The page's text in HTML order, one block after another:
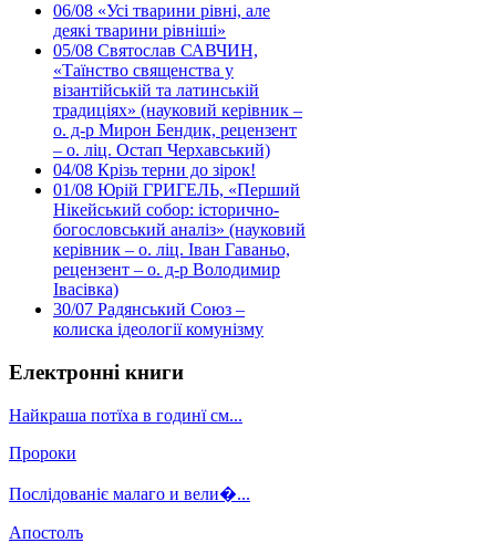
06/08 «Усі тварини рівні, але
деякі тварини рівніші»
05/08 Святослав САВЧИН,
«Таїнство священства у
візантійській та латинській
традиціях» (науковий керівник –
о. д-р Мирон Бендик, рецензент
– о. ліц. Остап Черхавський)
04/08 Крізь терни до зірок!
01/08 Юрій ГРИГЕЛЬ, «Перший
Нікейський собор: історично-
богословський аналіз» (науковий
керівник – о. ліц. Іван Гаваньо,
рецензент – о. д-р Володимир
Івасівка)
30/07 Радянський Союз –
колиска ідеології комунізму
Електронні книги
Найкраша потїха в годинї см...
Пророки
Послідованіє малаго и вели�...
Апостолъ